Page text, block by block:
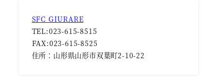
SFC GIURARE
TEL:023-615-8515
FAX:023-615-8525
住所：山形県山形市双葉町2-10-22